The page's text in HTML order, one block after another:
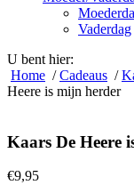
Vaderdag
U bent hier:
Home /Cadeaus /
Heere is mijn herder
Kaars De Heere
€9,95